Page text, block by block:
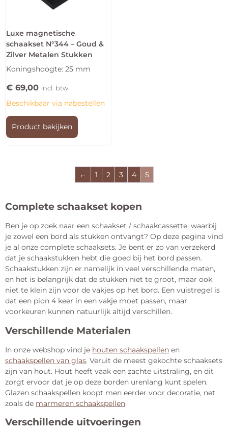
Luxe magnetische
schaakset N°344 – Goud &
Zilver Metalen Stukken
Koningshoogte: 25 mm
€ 69,00 incl. btw
Beschikbaar via nabestellen
Product bekijken
← 1 2 3 4 5
Complete schaakset kopen
Ben je op zoek naar een schaakset / schaakcassette, waarbij
je zowel een bord als stukken ontvangt? Op deze pagina vind
je al onze complete schaaksets. Je bent er zo van verzekerd
dat je schaakstukken hebt die goed bij het bord passen.
Schaakstukken zijn er namelijk in veel verschillende maten,
en het is belangrijk dat de stukken niet te groot, maar ook
niet te klein zijn voor de vakjes op het bord. Een vuistregel is
dat een pion 4 keer in een vakje moet passen, maar
voorkeuren kunnen natuurlijk altijd verschillen.
Verschillende Materialen
In onze webshop vind je houten schaakspellen en
schaakspellen van glas. Veruit de meest gekochte schaaksets
zijn van hout. Hout heeft vaak een zachte uitstraling, en dit
zorgt ervoor dat je op deze borden urenlang kunt spelen.
Glazen schaakspellen koopt men eerder voor decoratie, net
zoals de marmeren schaakspellen.
Verschillende uitvoeringen